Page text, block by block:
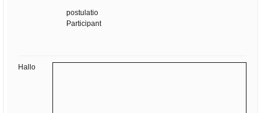
postulatio
Participant
Hallo
GMail, Thunderbird
oder auch
Ihre E-Mail